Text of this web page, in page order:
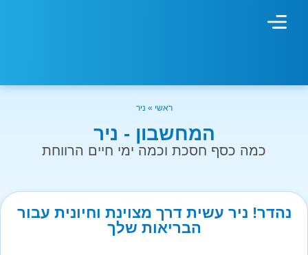
ראשי » ניר
המחשבון - ניר
כמה כסף חסכת וכמה ימי חיים הרווחת
נהדר! ניר עשית דרך מצוינת וחיונית עבור
הבריאות שלך